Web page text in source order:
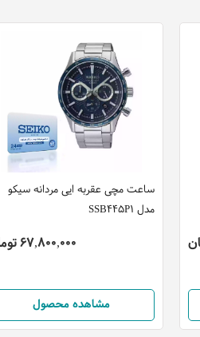
ساعت مچی عقربه ایی مردانه سیکو
مدل SSB445P1
67,800,000 تومان
مشاهده محصول